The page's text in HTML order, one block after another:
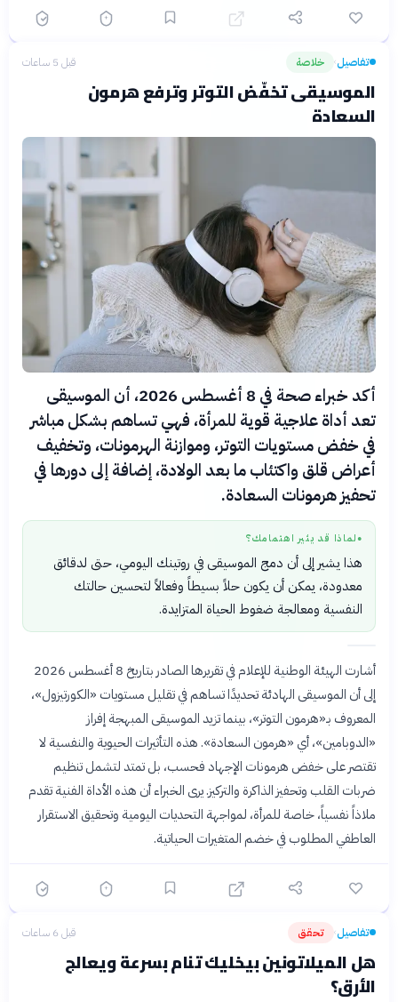
تفاصيل› خلاصة قبل 5 ساعات
الموسيقى تخفّض التوتر وترفع هرمون
السعادة
أكد خبراء صحة في 8 أغسطس 2026، أن الموسيقى
تعد أداة علاجية قوية للمرأة، فهي تساهم بشكل مباشر
في خفض مستويات التوتر، وموازنة الهرمونات، وتخفيف
أعراض قلق واكتئاب ما بعد الولادة، إضافة إلى دورها في
تحفيز هرمونات السعادة.
● لماذا قد يثير اهتمامك؟
هذا يشير إلى أن دمج الموسيقى في روتينك اليومي، حتى لدقائق
معدودة، يمكن أن يكون حلاً بسيطاً وفعالاً لتحسين حالتك
النفسية ومعالجة ضغوط الحياة المتزايدة.
أشارت الهيئة الوطنية للإعلام في تقريرها الصادر بتاريخ 8 أغسطس 2026
إلى أن الموسيقى الهادئة تحديدًا تساهم في تقليل مستويات «الكورتيزول»،
المعروف بـ«هرمون التوتر»، بينما تزيد الموسيقى المبهجة إفراز
«الدوبامين»، أي «هرمون السعادة». هذه التأثيرات الحيوية والنفسية لا
تقتصر على خفض هرمونات الإجهاد فحسب، بل تمتد لتشمل تنظيم
ضربات القلب وتحفيز الذاكرة والتركيز. يرى الخبراء أن هذه الأداة الفنية تقدم
ملاذاً نفسياً، خاصة للمرأة، لمواجهة التحديات اليومية وتحقيق الاستقرار
العاطفي المطلوب في خضم المتغيرات الحياتية.
تفاصيل› تحقق قبل 6 ساعات
هل الميلاتونين بيخليك تنام بسرعة ويعالج
الأرق؟